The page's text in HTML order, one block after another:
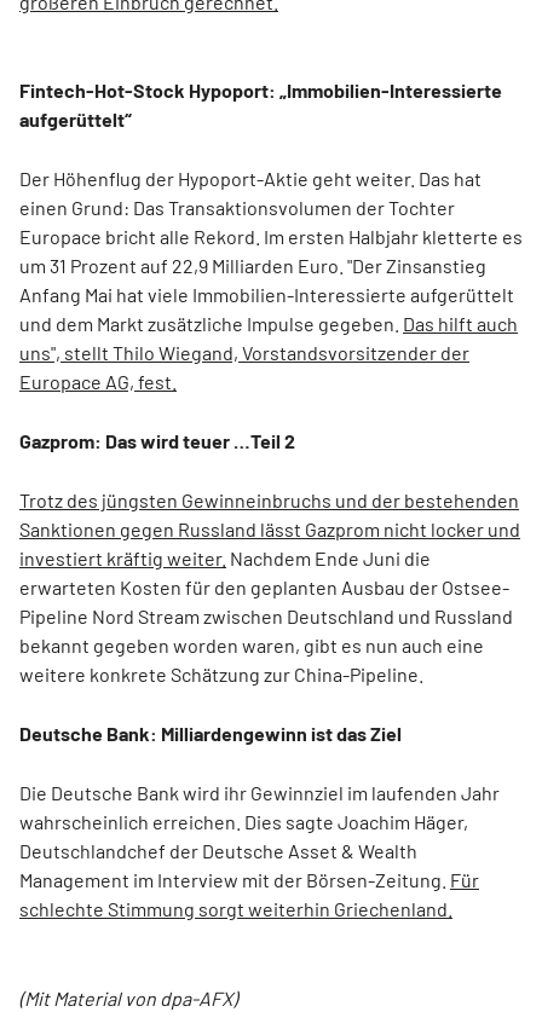
Fintech-Hot-Stock Hypoport: „Immobilien-Interessierte
aufgerüttelt“
Der Höhenflug der Hypoport-Aktie geht weiter. Das hat
einen Grund: Das Transaktionsvolumen der Tochter
Europace bricht alle Rekord. Im ersten Halbjahr kletterte es
um 31 Prozent auf 22,9 Milliarden Euro. "Der Zinsanstieg
Anfang Mai hat viele Immobilien-Interessierte aufgerüttelt
und dem Markt zusätzliche Impulse gegeben. Das hilft auch
uns", stellt Thilo Wiegand, Vorstandsvorsitzender der
Europace AG, fest.
Gazprom: Das wird teuer …Teil 2
Trotz des jüngsten Gewinneinbruchs und der bestehenden
Sanktionen gegen Russland lässt Gazprom nicht locker und
investiert kräftig weiter. Nachdem Ende Juni die
erwarteten Kosten für den geplanten Ausbau der Ostsee-
Pipeline Nord Stream zwischen Deutschland und Russland
bekannt gegeben worden waren, gibt es nun auch eine
weitere konkrete Schätzung zur China-Pipeline.
Deutsche Bank: Milliardengewinn ist das Ziel
Die Deutsche Bank wird ihr Gewinnziel im laufenden Jahr
wahrscheinlich erreichen. Dies sagte Joachim Häger,
Deutschlandchef der Deutsche Asset & Wealth
Management im Interview mit der Börsen-Zeitung. Für
schlechte Stimmung sorgt weiterhin Griechenland.
(Mit Material von dpa-AFX)